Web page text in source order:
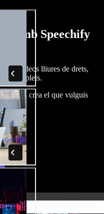
amb Speechify
vídeos lliures de drets,
complets.
crea el que vulguis